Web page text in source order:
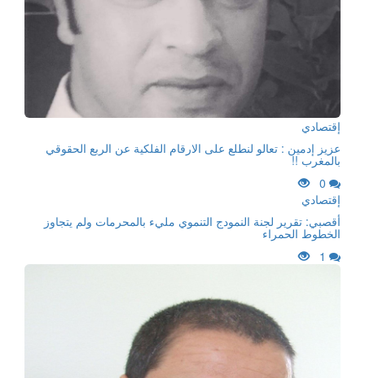
إقتصادي
عزيز إدمين : تعالو لنطلع على الارقام الفلكية عن الربع الحقوقي
بالمغرب !!
إقتصادي
أقصبي: تقرير لجنة النمودج التنموي مليء بالمحرمات ولم يتجاوز
الخطوط الحمراء